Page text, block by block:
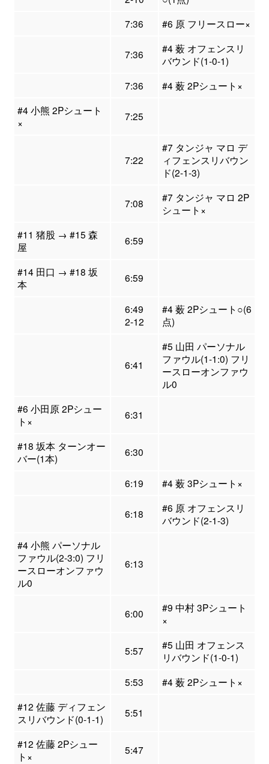
7:36
#6 原 フリースロー×
7:36
#4 薮 オフェンスリ
バウンド(1-0-1)
7:36
#4 薮 2Pシュート×
#4 小熊 2Pシュート
×
7:25
7:22
#7 タンジャ マロ デ
ィフェンスリバウン
ド(2-1-3)
7:08
#7 タンジャ マロ 2P
シュート×
#11 猪股 → #15 森
屋
6:59
#14 田口 → #18 坂
本
6:59
6:49
2-12
#4 薮 2Pシュート○(6
点)
6:41
#5 山田 パーソナル
ファウル(1-1:0) フリ
ースローオンファウ
ル0
#6 小田原 2Pシュー
ト×
6:31
#18 坂本 ターンオー
バー(1本)
6:30
6:19 #4 薮 3Pシュート×
6:18
#6 原 オフェンスリ
バウンド(2-1-3)
#4 小熊 パーソナル
ファウル(2-3:0) フリ
ースローオンファウ
ル0
6:13
6:00
#9 中村 3Pシュート
×
5:57
#5 山田 オフェンス
リバウンド(1-0-1)
5:53
#4 薮 2Pシュート×
#12 佐藤 ディフェン
スリバウンド(0-1-1)
5:51
#12 佐藤 2Pシュー
ト×
5:47